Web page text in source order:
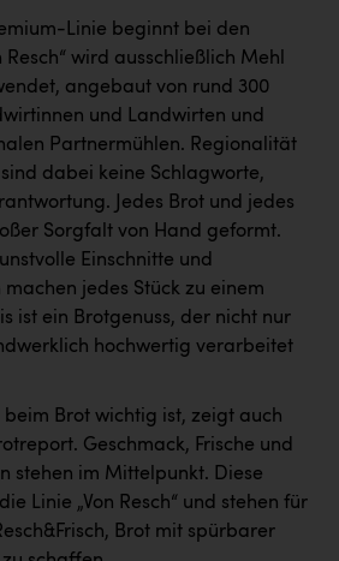
Austria
Linie beginnt bei den
Resch“ wird ausschließlich Mehl
angebaut von rund 300
und Landwirten und
Partnermühlen. Regionalität
dabei keine Schlagworte,
Jedes Brot und jedes
Sorgfalt von Hand geformt.
Einschnitte und
jedes Stück zu einem
ist ein Brotgenuss, der nicht nur
hochwertig verarbeitet
beim Brot wichtig ist, zeigt auch
Geschmack, Frische und
stehen im Mittelpunkt. Diese
Linie „Von Resch“ und stehen für
Brot mit spürbarer